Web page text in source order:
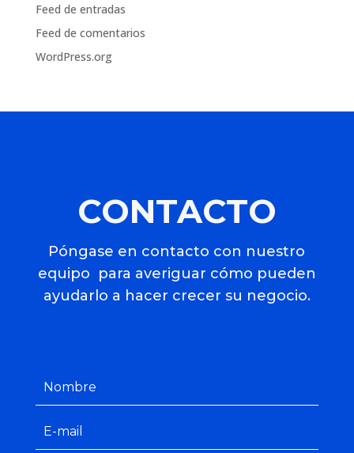
Feed de entradas
Feed de comentarios
WordPress.org
CONTACTO
Póngase en contacto con nuestro
equipo para averiguar cómo pueden
ayudarlo a hacer crecer su negocio.